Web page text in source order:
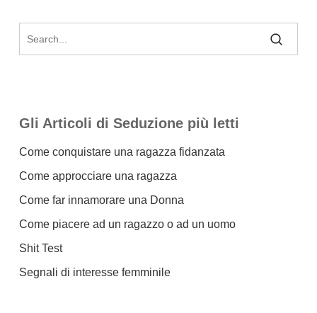
Gli Articoli di Seduzione più letti
Come conquistare una ragazza fidanzata
Come approcciare una ragazza
Come far innamorare una Donna
Come piacere ad un ragazzo o ad un uomo
Shit Test
Segnali di interesse femminile